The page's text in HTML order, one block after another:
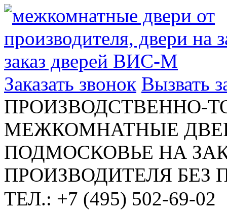
Заказать звонок Вызвать
ПРОИЗВОДСТВЕННО-
МЕЖКОМНАТНЫЕ
ПОДМОСКОВЬЕ НА
ПРОИЗВОДИТЕЛЯ БЕЗ
ТЕЛ.: +7 (495) 502-69-02